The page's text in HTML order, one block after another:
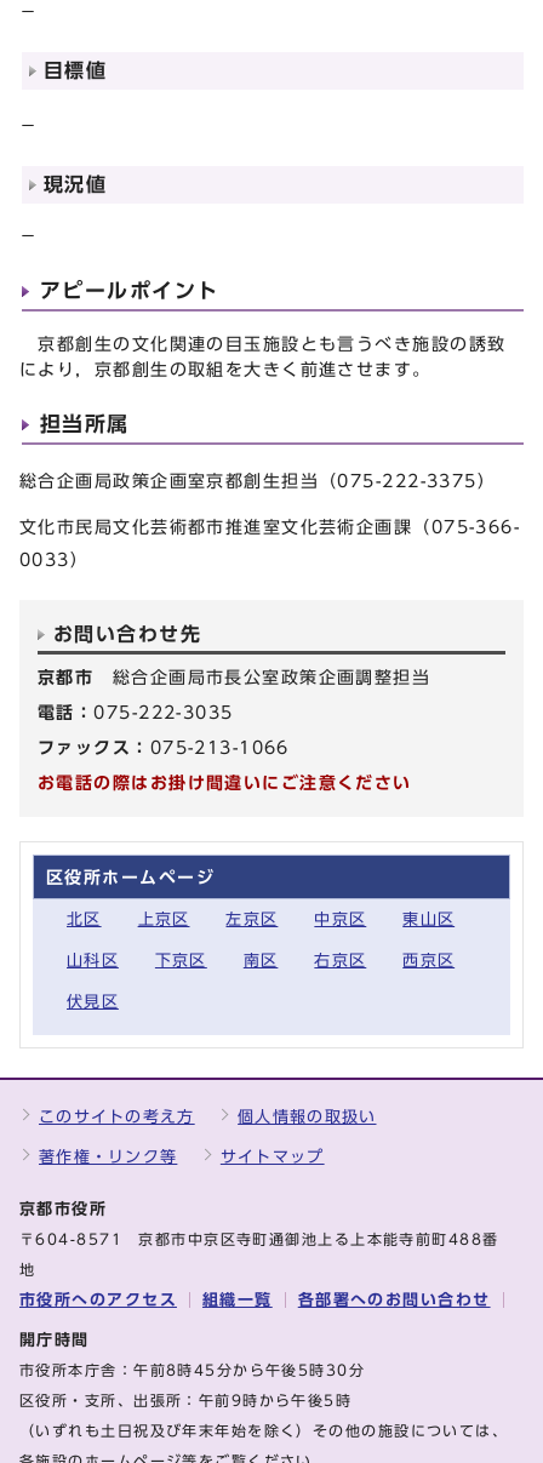
－
目標値
－
現況値
－
アピールポイント
京都創生の文化関連の目玉施設とも言うべき施設の誘致
により，京都創生の取組を大きく前進させます。
担当所属
総合企画局政策企画室京都創生担当（075-222-3375）
文化市民局文化芸術都市推進室文化芸術企画課（075-366-
0033）
お問い合わせ先
京都市 総合企画局市長公室政策企画調整担当
電話：075-222-3035
ファックス： 075-213-1066
お電話の際はお掛け間違いにご注意ください
区役所ホームページ
北区 上京区 左京区 中京区 東山区
山科区 下京区 南区 右京区 西京区
伏見区
このサイトの考え方 個人情報の取扱い
著作権・リンク等 サイトマップ
京都市役所
〒604-8571 京都市中京区寺町通御池上る上本能寺前町488番
地
市役所へのアクセス 組織一覧 各部署へのお問い合わせ
開庁時間
市役所本庁舎：午前8時45分から午後5時30分
区役所・支所、出張所：午前9時から午後5時
（いずれも土日祝及び年末年始を除く）その他の施設については、